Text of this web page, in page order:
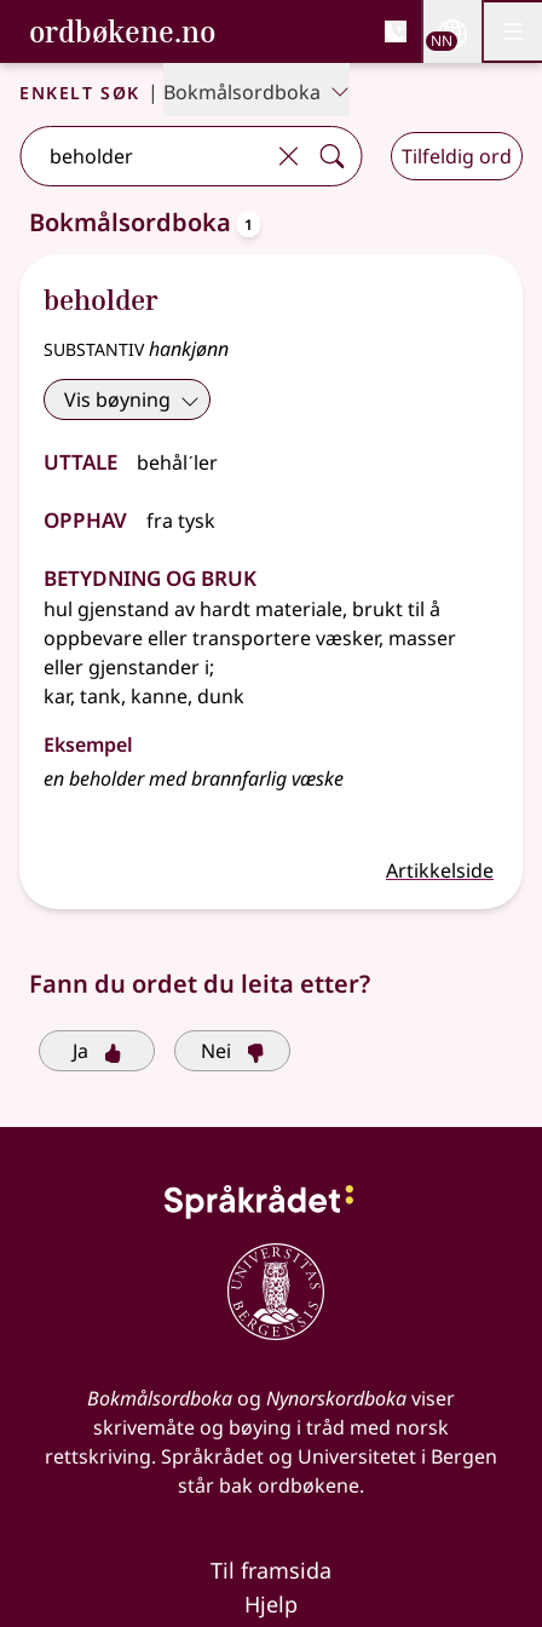
Gå til hovudinnhald
Tilgjenge
ordbøkene.no, Bokmålsordboka og
Bokmålsordboka og Nynorskordboka
NN
Enkelt søk | Bokmålsordboka
Tilfeldig ord
Eitt treff.Ytterlegare søkjeforslag tilgjengelege
Bokmålsordboka 1
beholder
substantivhankjønn
Vis bøyning
Uttale behålˊler
Opphav fra tysk
Betydning og bruk
hul gjenstand av hardt materiale, brukt til å
oppbevare eller transportere væsker, masser
eller gjenstander i;
kar, tank, kanne, dunk
Eksempel
enbeholdermed brannfarlig væske
Artikkelside
Fann du ordet du leita etter?
Ja Nei
Bokmålsordbokaog Nynorskordbokaviser
skrivemåte og bøying i tråd med norsk
rettskriving. Språkrådet og Universitetet i Bergen
står bak ordbøkene.
Til framsida
Hjelp